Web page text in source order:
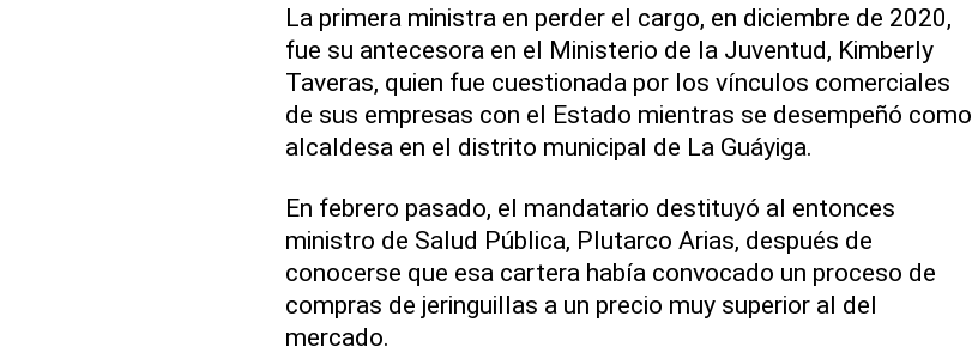
La primera ministra en perder el cargo, en diciembre de 2020,
fue su antecesora en el Ministerio de la Juventud, Kimberly
Taveras, quien fue cuestionada por los vínculos comerciales
de sus empresas con el Estado mientras se desempeñó como
alcaldesa en el distrito municipal de La Guáyiga.
En febrero pasado, el mandatario destituyó al entonces
ministro de Salud Pública, Plutarco Arias, después de
conocerse que esa cartera había convocado un proceso de
compras de jeringuillas a un precio muy superior al del
mercado.